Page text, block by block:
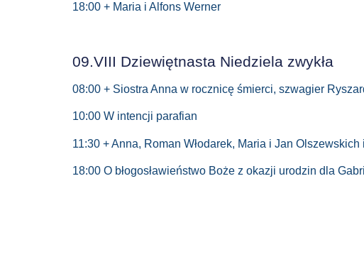
18:00 + Maria i Alfons Werner
09.VIII Dziewiętnasta Niedziela zwykła
08:00 + Siostra Anna w rocznicę śmierci, szwagier
10:00 W intencji parafian
11:30 + Anna, Roman Włodarek, Maria i Jan
18:00 O błogosławieństwo Boże z okazji urodzin dla